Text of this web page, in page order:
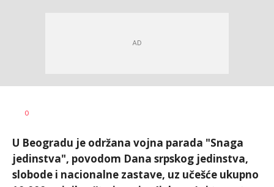
AUTOR
0
U Beogradu je održana vojna parada "Snaga
jedinstva", povodom Dana srpskog jedinstva,
slobode i nacionalne zastave, uz učešće ukupno